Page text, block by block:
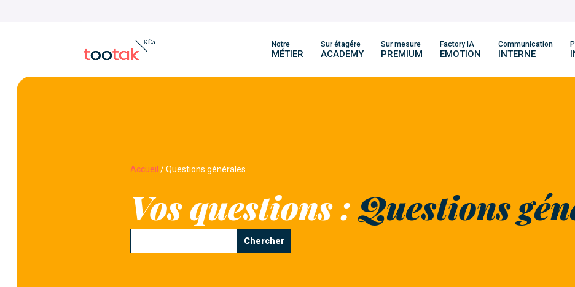
Notre
MÉTIER
Sur étagére
ACADEMY
Sur mesure
PREMIUM
Factory IA
EMOTION
Communication
INTERNE
Accueil /Questions générales
Vos questions :Questions